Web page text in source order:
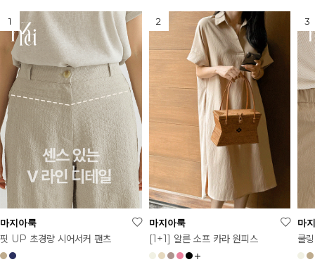
마지아룩
핏 UP 초경량 시어서커 팬츠
마지아룩
[1+1] 알른 소프 카라 원피스
마
쿨